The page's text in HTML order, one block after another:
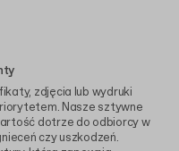
zdjęcia lub wydruki
Nasze sztywne
dotrze do odbiorcy w
czy uszkodzeń.